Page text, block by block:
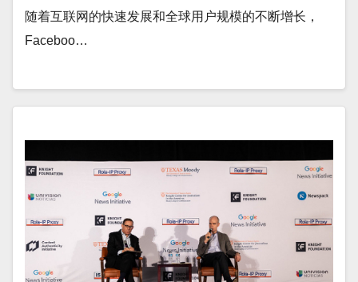
随着互联网的快速发展和全球用户规模的不断增长，
Faceboo…